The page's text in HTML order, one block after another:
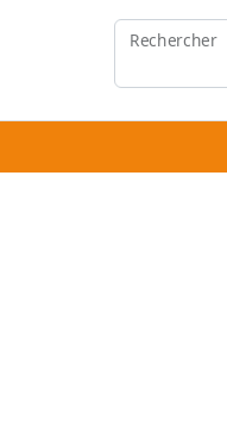
Rechercher